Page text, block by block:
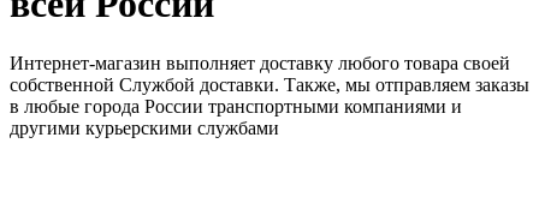
Интернет-магазин выполняет доставку любого товара своей
собственной Службой доставки. Также, мы отправляем заказы
в любые города России транспортными компаниями и
другими курьерскими службами